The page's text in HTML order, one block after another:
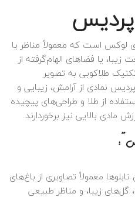
پردیس
لوکس است که معمولاً مناظر یا
یا فضاهای الهام‌گرفته از
طلاکوبی به تصویر
نمادی از آرامش، زیبایی و
از طلا و طراحی‌های پیچیده
مادی بالایی نیز برخوردارند.
تابلوها معمولاً تصاویری از باغ‌های
گل‌های زیبا، و مناظر طبیعی